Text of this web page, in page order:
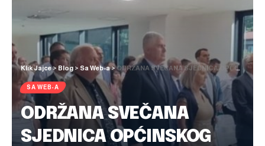
Klik Jajce> Blog > Sa Web-a>ODRŽANA SVEČANA SJEDNICA OPĆINSKOG VIJEĆA U POVODU DANA OPĆINE KISELJAK
SA WEB-A
ODRŽANA SVEČANA
SJEDNICA OPĆINSKOG